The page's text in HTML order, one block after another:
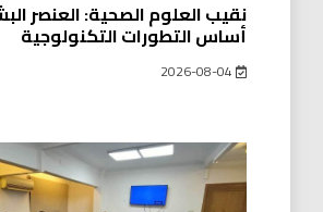
نقيب العلوم الصحية: العنصر
أساس التطورات التكنولوجية